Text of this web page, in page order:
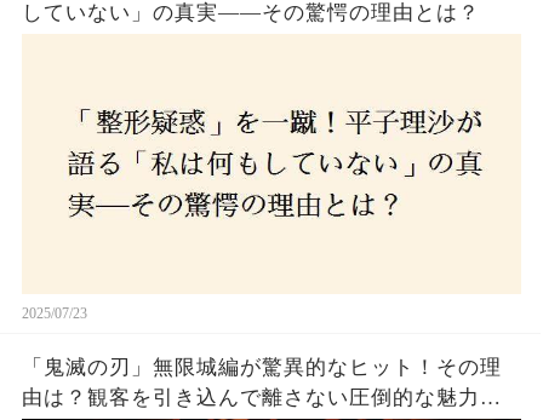
していない」の真実——その驚愕の理由とは？
2025/07/23
「鬼滅の刃」無限城編が驚異的なヒット！その理
由は？観客を引き込んで離さない圧倒的な魅力と